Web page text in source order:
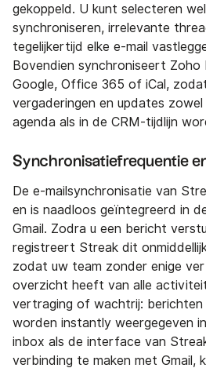
gekoppeld. U kunt selecteren
synchroniseren, irrelevante
tegelijkertijd elke e-mail
Bovendien synchroniseert Zoho
Google, Office 365 of iCal,
vergaderingen en updates zowel
agenda als in de CRM-tijdlijn
Synchronisatiefrequentie
De e-mailsynchronisatie van
en is naadloos geïntegreerd in
Gmail. Zodra u een bericht
registreert Streak dit
zodat uw team zonder enige
overzicht heeft van alle
vertraging of wachtrij:
worden instantly weergegeven
inbox als de interface van
verbinding te maken met Gmail,